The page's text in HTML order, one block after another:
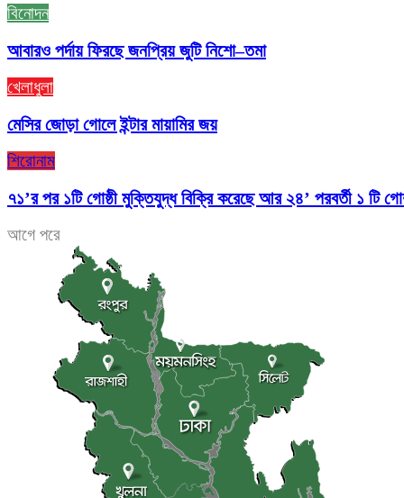
বিনোদন
আবারও পর্দায় ফিরছে জনপ্রিয় জুটি নিশো–তমা
খেলাধুলা
মেসির জোড়া গোলে ইন্টার মায়ামির জয়
শিরোনাম
৭১’র পর ১টি গোষ্ঠী মুক্তিযুদ্ধ বিক্রি করেছে আর ২৪’ পরবর্তী ১ টি
আগে পরে